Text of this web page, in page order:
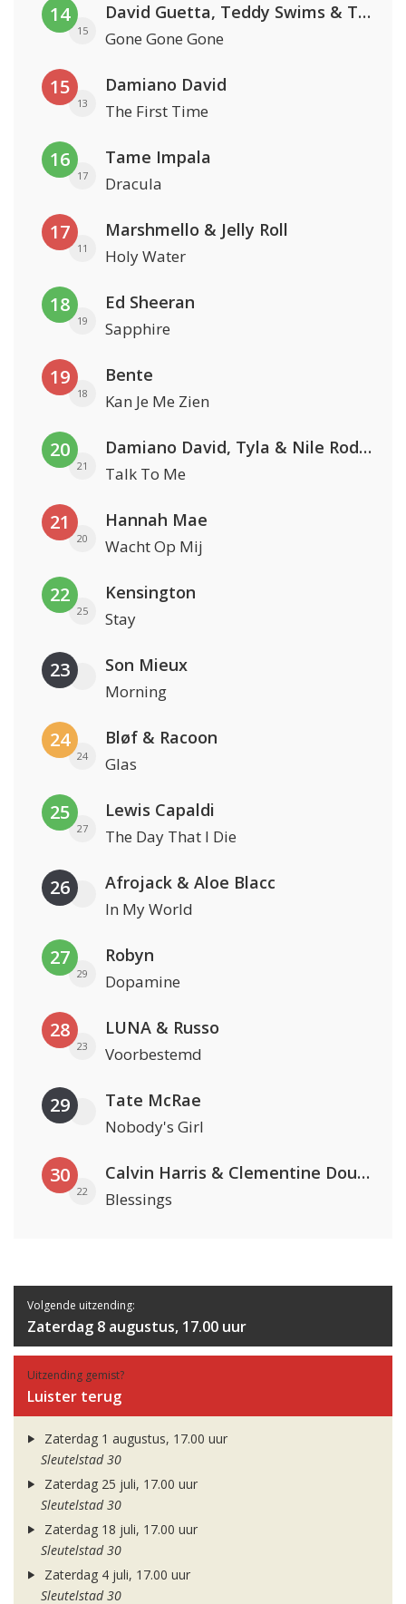
14
15
David Guetta, Teddy Swims & Tones And I
Gone Gone Gone
15
13
Damiano David
The First Time
16
17
Tame Impala
Dracula
17
11
Marshmello & Jelly Roll
Holy Water
18
19
Ed Sheeran
Sapphire
19
18
Bente
Kan Je Me Zien
20
21
Damiano David, Tyla & Nile Rodgers
Talk To Me
21
20
Hannah Mae
Wacht Op Mij
22
25
Kensington
Stay
23 Son Mieux
Morning
24
24
Bløf & Racoon
Glas
25
27
Lewis Capaldi
The Day That I Die
26 Afrojack & Aloe Blacc
In My World
27
29
Robyn
Dopamine
28
23
LUNA & Russo
Voorbestemd
29 Tate McRae
Nobody's Girl
30
22
Calvin Harris & Clementine Douglas
Blessings
Volgende uitzending:
Zaterdag 8 augustus, 17.00 uur
Uitzending gemist?
Luister terug
Zaterdag 1 augustus, 17.00 uur
Sleutelstad 30
Zaterdag 25 juli, 17.00 uur
Sleutelstad 30
Zaterdag 18 juli, 17.00 uur
Sleutelstad 30
Zaterdag 4 juli, 17.00 uur
Sleutelstad 30